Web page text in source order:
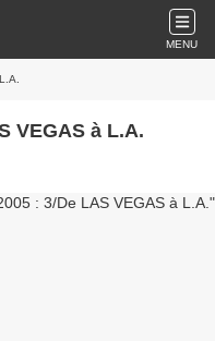
MENU
VEGAS à L.A.